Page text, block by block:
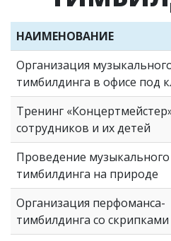
НАИМЕНОВАНИЕ
Организация
тимбилдинга в офисе под
Тренинг
сотрудников и их детей
Проведение музыкального
тимбилдинга на природе
Организация перфоманса-
тимбилдинга со скрипками